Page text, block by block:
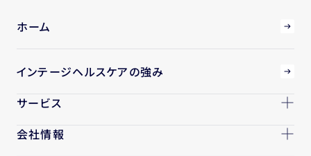
ホーム
インテージヘルスケアの強み
サービス
会社情報